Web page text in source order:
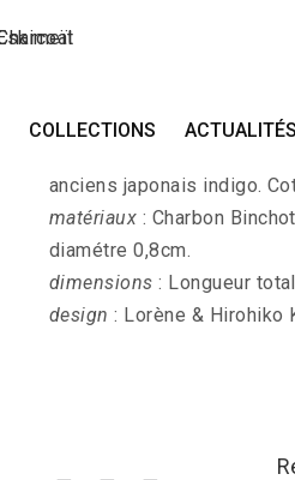
COLLECTIONS ACTUALITÉS
BORO-NINGYOU
anciens japonais indigo.
matériaux : Charbon
diamétre 0,8cm.
dimensions : Longueur
design : Lorène & Hirohiko